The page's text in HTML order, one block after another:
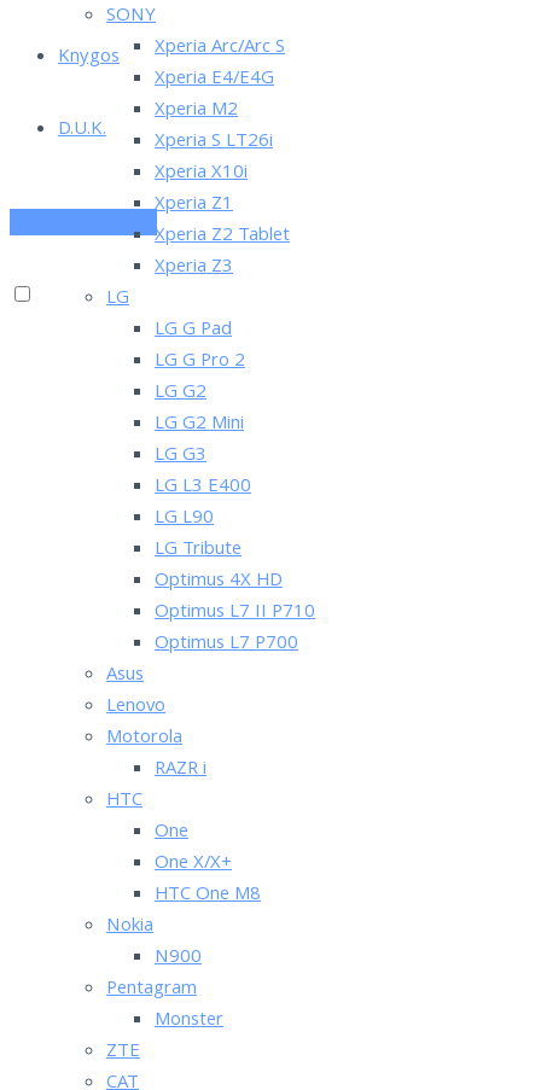
Knygos
D.U.K.
SONY
Xperia Arc/Arc S
Xperia E4/E4G
Xperia M2
Xperia S LT26i
Xperia X10i
Xperia Z1
Xperia Z2 Tablet
Xperia Z3
LG
LG G Pad
LG G Pro 2
LG G2
LG G2 Mini
LG G3
LG L3 E400
LG L90
LG Tribute
Optimus 4X HD
Optimus L7 II P710
Optimus L7 P700
Asus
Lenovo
Motorola
RAZR i
HTC
One
One X/X+
HTC One M8
Nokia
N900
Pentagram
Monster
ZTE